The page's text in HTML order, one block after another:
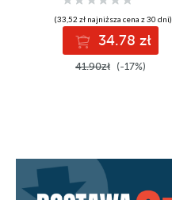
(33,52 zł najniższa cena z 30 dni)
34.78 zł
41.90zł (-17%)